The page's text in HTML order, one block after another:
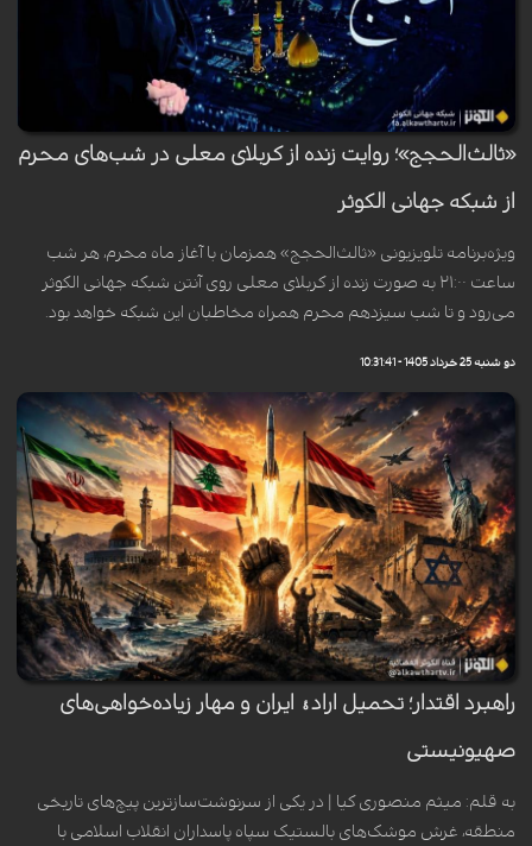
«ثالث‌الحجج»؛ روایت زنده از کربلای معلی در شب‌های محرم
از شبکه جهانی الکوثر
ویژه‌برنامه تلویزیونی «ثالث‌الحجج» همزمان با آغاز ماه محرم، هر شب
ساعت ۲۱:۰۰ به صورت زنده از کربلای معلی روی آنتن شبکه جهانی الکوثر
می‌رود و تا شب سیزدهم محرم همراه مخاطبان این شبکه خواهد بود.
دو شنبه 25 خرداد 1405 - 10:31:41
راهبرد اقتدار؛ تحمیل ارادۀ ایران و مهار زیاده‌خواهی‌های
صهیونیستی
به قلم: میثم منصوری کیا | در یکی از سرنوشت‌سازترین پیچ‌های تاریخی
منطقه، غرش موشک‌های بالستیک سپاه پاسداران انقلاب اسلامی با